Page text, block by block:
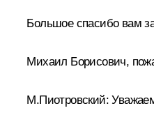
Большое спасибо вам
Михаил Борисович,
М.Пиотровский: